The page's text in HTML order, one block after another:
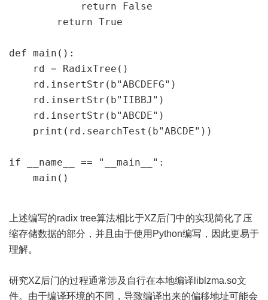
            return False
        return True
def main():
    rd = RadixTree()
    rd.insertStr(b"ABCDEFG")
    rd.insertStr(b"IIBBJ")
    rd.insertStr(b"ABCDE")
    print(rd.searchTest(b"ABCDE"))
if __name__ == "__main__":
    main()
上述编写的radix tree算法相比于XZ后门中的实现简化了压
缩存储数据的部分，并且由于使用Python编写，因此更易于
理解。
研究XZ后门的过程通常涉及自行在本地编译liblzma.so文
件。由于编译环境的不同，导致编译出来的偏移地址可能会